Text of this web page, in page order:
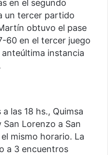
en el segundo
un tercer partido
obtuvo el pase
60 en el tercer juego
instancia
las 18 hs., Quimsa
Lorenzo a San
mismo horario. La
a 3 encuentros